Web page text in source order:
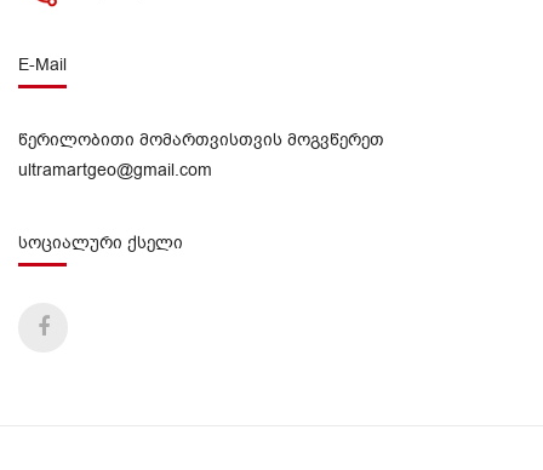
E-Mail
წერილობითი მომართვისთვის მოგვწერეთ
ultramartgeo@gmail.com
სოციალური ქსელი